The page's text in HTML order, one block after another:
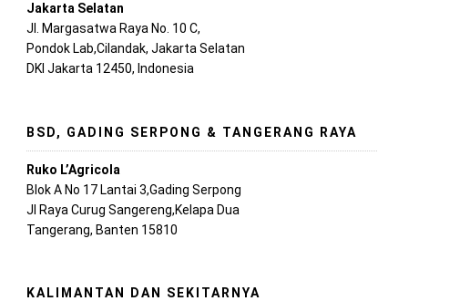
Jakarta Selatan
Jl. Margasatwa Raya No. 10 C,
Pondok Lab,Cilandak, Jakarta Selatan
DKI Jakarta 12450, Indonesia
BSD, GADING SERPONG & TANGERANG RAYA
Ruko L’Agricola
Blok A No 17 Lantai 3,Gading Serpong
Jl Raya Curug Sangereng,Kelapa Dua
Tangerang, Banten 15810
KALIMANTAN DAN SEKITARNYA